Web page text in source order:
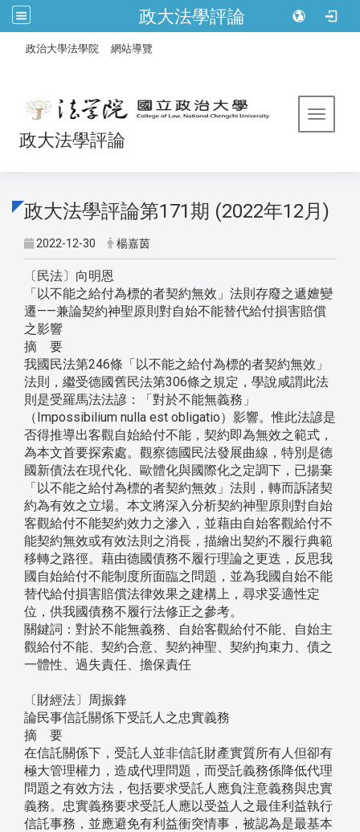
政大法學評論
政治大學法學院 網站導覽
Toggle
政大法學評論
政大法學評論第171期 (2022年12月)
2022-12-30 楊嘉茵
〔民法〕向明恩
「以不能之給付為標的者契約無效」法則存廢之遞嬗變
遷——兼論契約神聖原則對自始不能替代給付損害賠償
之影響
摘 要
我國民法第246條「以不能之給付為標的者契約無效」
法則，繼受德國舊民法第306條之規定，學說咸謂此法
則是受羅馬法法諺：「對於不能無義務」
（Impossibilium nulla est obligatio）影響。惟此法諺是
否得推導出客觀自始給付不能，契約即為無效之範式，
為本文首要探索處。觀察德國民法發展曲線，特別是德
國新債法在現代化、歐體化與國際化之定調下，已揚棄
「以不能之給付為標的者契約無效」法則，轉而訴諸契
約為有效之立場。本文將深入分析契約神聖原則對自始
客觀給付不能契約效力之滲入，並藉由自始客觀給付不
能契約無效或有效法則之消長，描繪出契約不履行典範
移轉之路徑。藉由德國債務不履行理論之更迭，反思我
國自始給付不能制度所面臨之問題，並為我國自始不能
替代給付損害賠償法律效果之建構上，尋求妥適性定
位，供我國債務不履行法修正之參考。
關鍵詞：對於不能無義務、自始客觀給付不能、自始主
觀給付不能、契約合意、契約神聖、契約拘束力、債之
一體性、過失責任、擔保責任
〔財經法〕周振鋒
論民事信託關係下受託人之忠實義務
摘 要
在信託關係下，受託人並非信託財產實質所有人但卻有
極大管理權力，造成代理問題，而受託義務係降低代理
問題之有效方法，包括要求受託人應負注意義務與忠實
義務。忠實義務要求受託人應以受益人之最佳利益執行
信託事務，並應避免有利益衝突情事，被認為是最基本